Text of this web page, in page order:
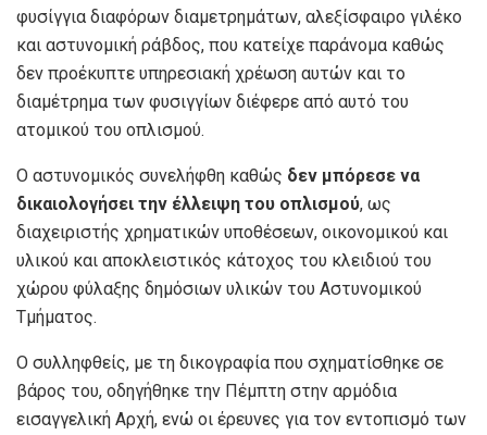
φυσίγγια διαφόρων διαμετρημάτων, αλεξίσφαιρο γιλέκο
και αστυνομική ράβδος, που κατείχε παράνομα καθώς
δεν προέκυπτε υπηρεσιακή χρέωση αυτών και το
διαμέτρημα των φυσιγγίων διέφερε από αυτό του
ατομικού του οπλισμού.
Ο αστυνομικός συνελήφθη καθώς δεν μπόρεσε να
δικαιολογήσει την έλλειψη του οπλισμού, ως
διαχειριστής χρηματικών υποθέσεων, οικονομικού και
υλικού και αποκλειστικός κάτοχος του κλειδιού του
χώρου φύλαξης δημόσιων υλικών του Αστυνομικού
Τμήματος.
Ο συλληφθείς, με τη δικογραφία που σχηματίσθηκε σε
βάρος του, οδηγήθηκε την Πέμπτη στην αρμόδια
εισαγγελική Αρχή, ενώ οι έρευνες για τον εντοπισμό των